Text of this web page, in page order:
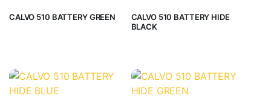
CALVO 510 BATTERY GREEN
CALVO 510 BATTERY HIDE
BLACK